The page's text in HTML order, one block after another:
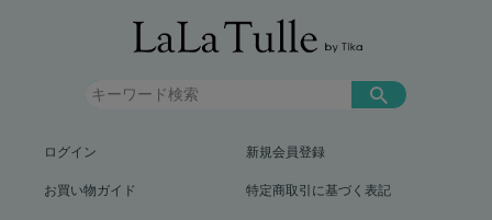
ログイン 新規会員登録
お買い物ガイド 特定商取引に基づく表記